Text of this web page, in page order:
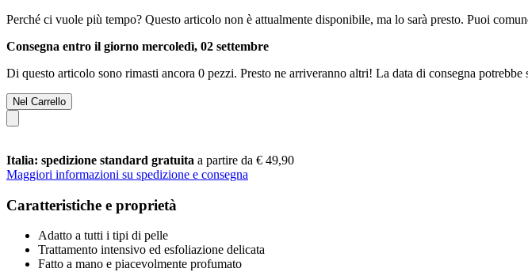
Perché ci vuole più tempo? Questo articolo non è attualmente disponibile, ma lo sarà presto. Puoi
Consegna entro il giorno mercoledì, 02 settembre
Di questo articolo sono rimasti ancora 0 pezzi. Presto ne arriveranno altri! La data di consegna
Nel Carrello
Italia: spedizione standard gratuita a partire da € 49,90
Maggiori informazioni su spedizione e consegna
Caratteristiche e proprietà
Adatto a tutti i tipi di pelle
Trattamento intensivo ed esfoliazione delicata
Fatto a mano e piacevolmente profumato